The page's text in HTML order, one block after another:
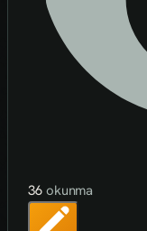
36 okunma